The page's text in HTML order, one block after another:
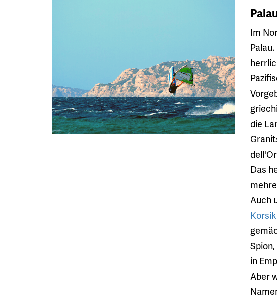
Im
die
Das
Auch
in
Aber